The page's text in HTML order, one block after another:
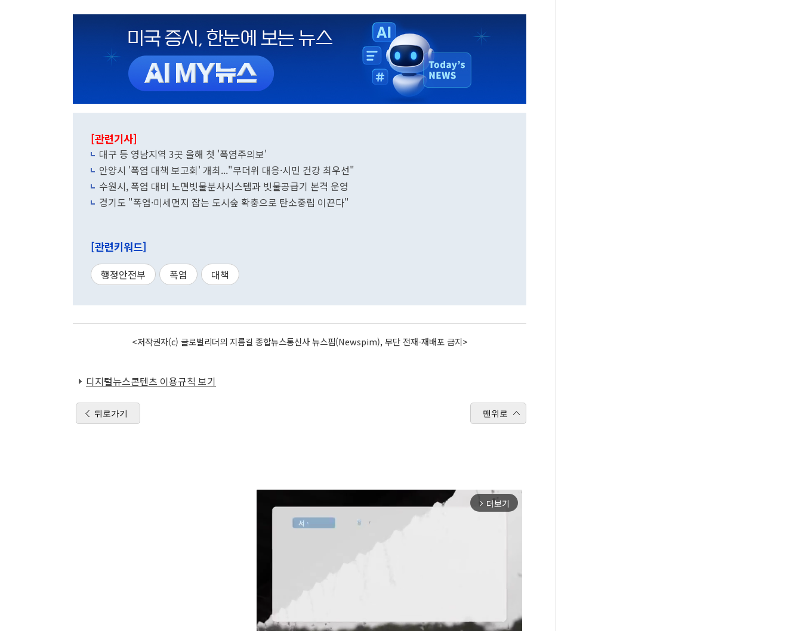
[관련기사]
대구 등 영남지역 3곳 올해 첫 '폭염주의보'
안양시 '폭염 대책 보고회' 개최..."무더위 대응·시민 건강 최우선"
수원시, 폭염 대비 노면빗물분사시스템과 빗물공급기 본격 운영
경기도 "폭염·미세먼지 잡는 도시숲 확충으로 탄소중립 이끈다"
[관련키워드]
행정안전부 폭염 대책
<저작권자(c) 글로벌리더의 지름길 종합뉴스통신사 뉴스핌(Newspim), 무단 전재-재배포 금지>
디지털뉴스콘텐츠 이용규칙 보기
뒤로가기 맨위로
arrow_forward_ios 더보기